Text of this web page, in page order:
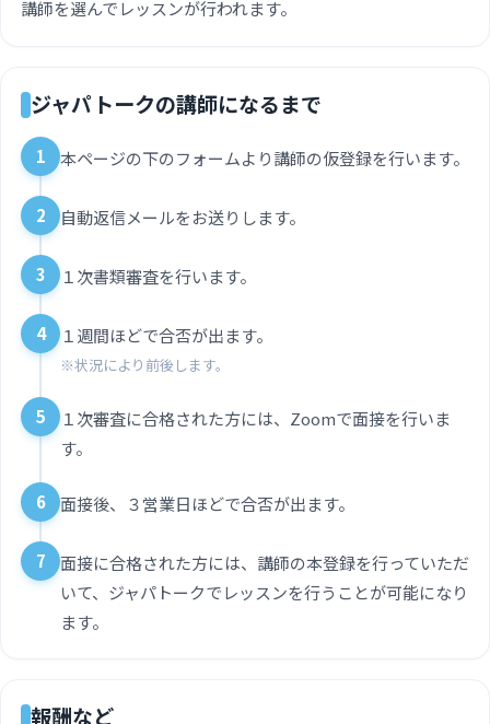
講師を選んでレッスンが行われます。
ジャパトークの講師になるまで
1 本ページの下のフォームより講師の仮登録を行います。
2 自動返信メールをお送りします。
3 １次書類審査を行います。
4 １週間ほどで合否が出ます。
※状況により前後します。
5
１次審査に合格された方には、Zoomで面接を行いま
す。
6 面接後、３営業日ほどで合否が出ます。
7
面接に合格された方には、講師の本登録を行っていただ
いて、ジャパトークでレッスンを行うことが可能になり
ます。
報酬など